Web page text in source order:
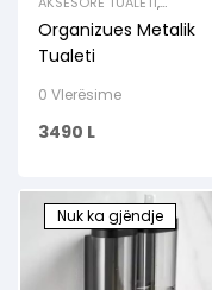
ORGANIZUES
ORGANIZUESE
RAFTE & VARESE,TUALETI
Organizues Metalik
Tualeti
0 Vlerësime
3490 L
Nuk ka gjëndje